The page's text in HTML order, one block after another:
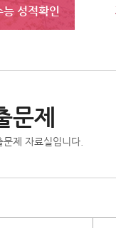
능 성적확인
문제
제 자료실입니다.